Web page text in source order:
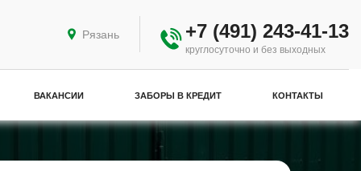
ВАКАНСИИ ЗАБОРЫ В КРЕДИТ КОНТАКТЫ
Рязань +7 (491) 243-41-13
круглосуточно и без выходных